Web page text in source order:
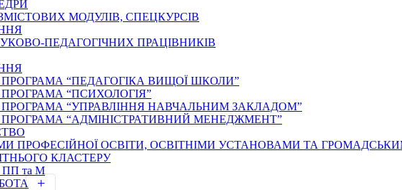
МОДУЛІВ, СПЕЦКУРСІВ
ПЕДАГОГІЧНИХ ПРАЦІВНИКІВ
“ПЕДАГОГІКА ВИЩОЇ ШКОЛИ”
“ПСИХОЛОГІЯ”
“УПРАВЛІННЯ НАВЧАЛЬНИМ ЗАКЛАДОМ”
“АДМІНІСТРАТИВНИЙ МЕНЕДЖМЕНТ”
ПРОФЕСІЙНОЇ ОСВІТИ, ОСВІТНІМИ УСТАНОВАМИ ТА
КЛАСТЕРУ
та М